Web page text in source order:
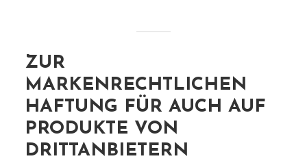
ZUR
MARKENRECHTLICHEN
HAFTUNG FÜR AUCH AUF
PRODUKTE VON
DRITTANBIETERN